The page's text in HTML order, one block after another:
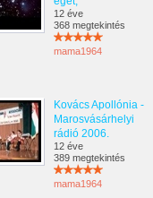
12 éve
368 megtekintés
mama1964
Kovács Apollónia -
Marosvásárhelyi
rádió 2006.
12 éve
389 megtekintés
mama1964